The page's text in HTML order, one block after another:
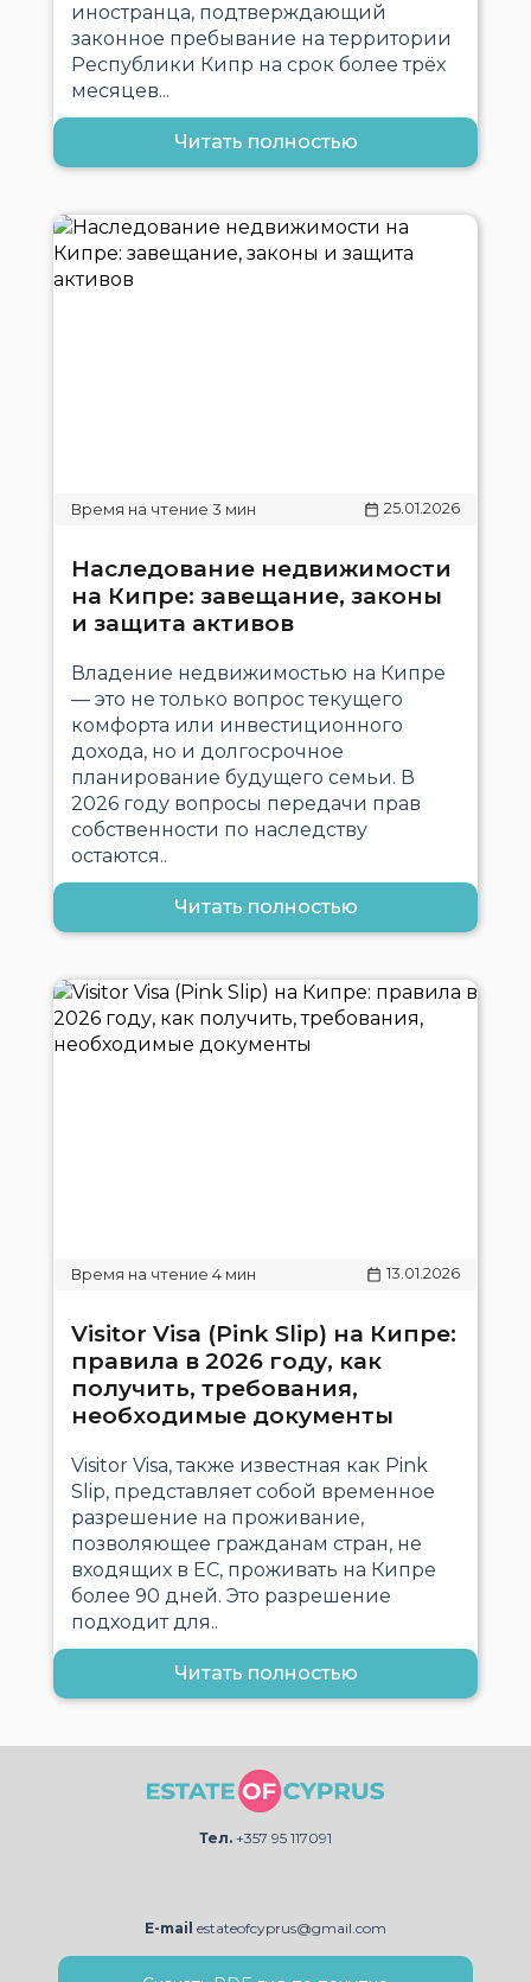
иностранца, подтверждающий
законное пребывание на территории
Республики Кипр на срок более трёх
месяцев...
Читать полностью
25.01.2026
Наследование недвижимости
на Кипре: завещание, законы
и защита активов
Владение недвижимостью на Кипре
— это не только вопрос текущего
комфорта или инвестиционного
дохода, но и долгосрочное
планирование будущего семьи. В
2026 году вопросы передачи прав
собственности по наследству
остаются..
Читать полностью
13.01.2026
Visitor Visa (Pink Slip) на Кипре:
правила в 2026 году, как
получить, требования,
необходимые документы
Visitor Visa, также известная как Pink
Slip, представляет собой временное
разрешение на проживание,
позволяющее гражданам стран, не
входящих в ЕС, проживать на Кипре
более 90 дней. Это разрешение
подходит для..
Читать полностью
Тел. +357 95 117091
E-mail estateofcyprus@gmail.com